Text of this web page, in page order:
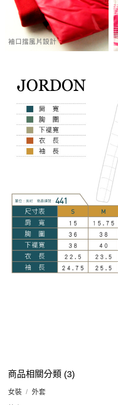
商品相關分類 (3)
女裝 外套